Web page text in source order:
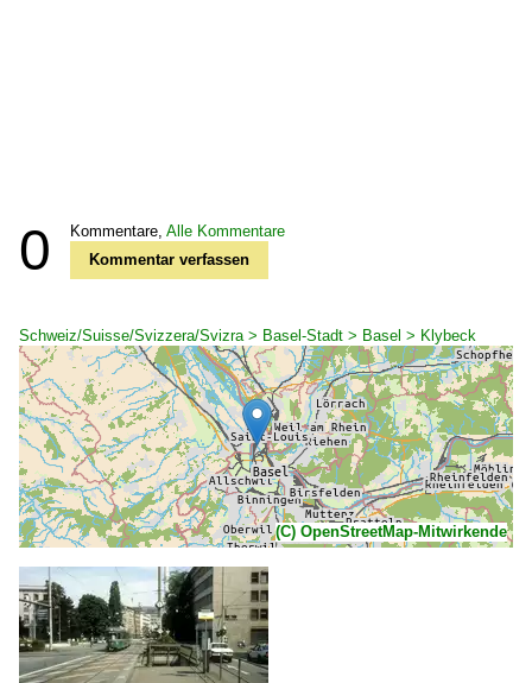
0 Kommentare, Alle Kommentare
Kommentar verfassen
Schweiz/Suisse/Svizzera/Svizra > Basel-Stadt > Basel > Klybeck
(C) OpenStreetMap-Mitwirkende